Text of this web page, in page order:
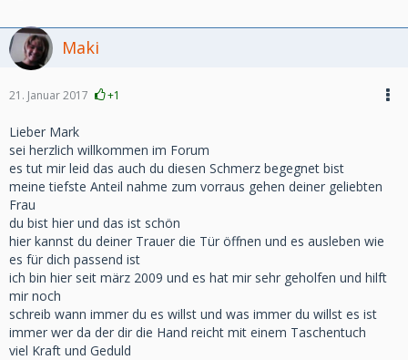
Maki
21. Januar 2017 +1
Lieber Mark
sei herzlich willkommen im Forum
es tut mir leid das auch du diesen Schmerz begegnet bist
meine tiefste Anteil nahme zum vorraus gehen deiner geliebten
Frau
du bist hier und das ist schön
hier kannst du deiner Trauer die Tür öffnen und es ausleben wie
es für dich passend ist
ich bin hier seit märz 2009 und es hat mir sehr geholfen und hilft
mir noch
schreib wann immer du es willst und was immer du willst es ist
immer wer da der dir die Hand reicht mit einem Taschentuch
viel Kraft und Geduld